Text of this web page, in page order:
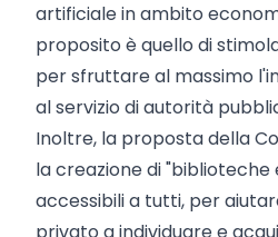
artificiale in ambito
proposito è quello di
per sfruttare al massimo
al servizio di autorità
Inoltre, la proposta della
la creazione di
accessibili a tutti, per